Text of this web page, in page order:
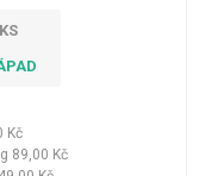
Kč
89,00 Kč